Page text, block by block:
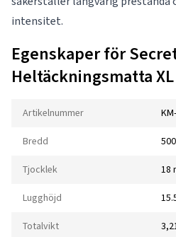
intensitet.
Egenskaper för
Heltäckningsmatta
Artikelnummer
Bredd
Tjocklek 18
Lugghöjd
Totalvikt